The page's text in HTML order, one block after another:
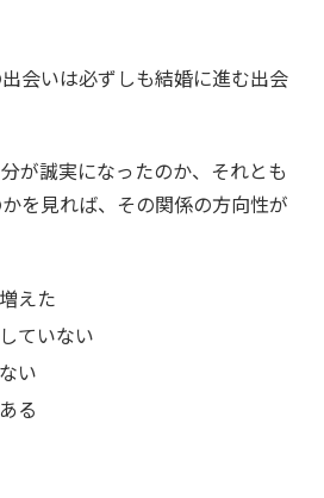
会いは必ずしも結婚に進む出会
が誠実になったのか、それとも
を見れば、その関係の方向性が
えた
ていない
い
る